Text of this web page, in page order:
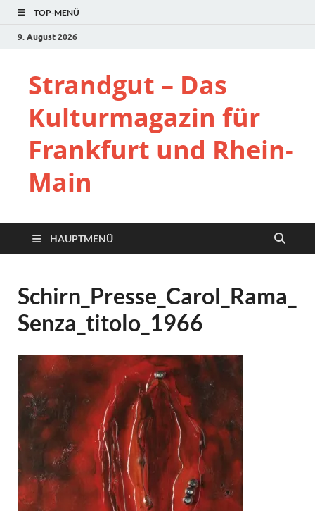
TOP-MENÜ
9. August 2026
Strandgut – Das
Kulturmagazin für
Frankfurt und Rhein-
Main
HAUPTMENÜ
Schirn_Presse_Carol_Rama_
Senza_titolo_1966